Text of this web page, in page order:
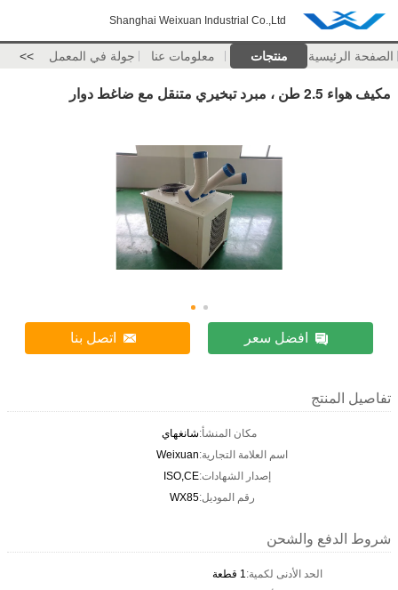
Shanghai Weixuan Industrial Co.,Ltd
الصفحة الرئيسية منتجات معلومات عنا جولة في المعمل >>
مكيف هواء 2.5 طن ، مبرد تبخيري متنقل مع ضاغط دوار
افضل سعر اتصل بنا
تفاصيل المنتج
مكان المنشأ:شانغهاي
اسم العلامة التجارية:Weixuan
إصدار الشهادات:ISO,CE
رقم الموديل:WX85
شروط الدفع والشحن
الحد الأدنى لكمية:1 قطعة